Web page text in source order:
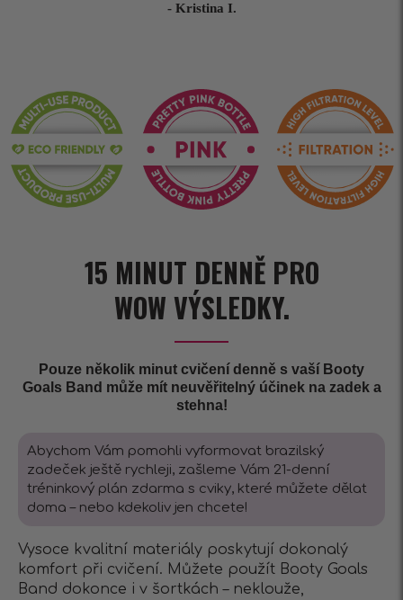
- Kristina I.
15 MINUT DENNĚ PRO
WOW VÝSLEDKY.
Pouze několik minut cvičení denně s vaší Booty
Goals Band může mít neuvěřitelný účinek na zadek a
stehna!
Abychom Vám pomohli vyformovat brazilský
zadeček ještě rychleji, zašleme Vám 21-denní
tréninkový plán zdarma s cviky, které můžete dělat
doma – nebo kdekoliv jen chcete!
Vysoce kvalitní materiály poskytují dokonalý
komfort při cvičení. Můžete použít Booty Goals
Band dokonce i v šortkách – neklouže,